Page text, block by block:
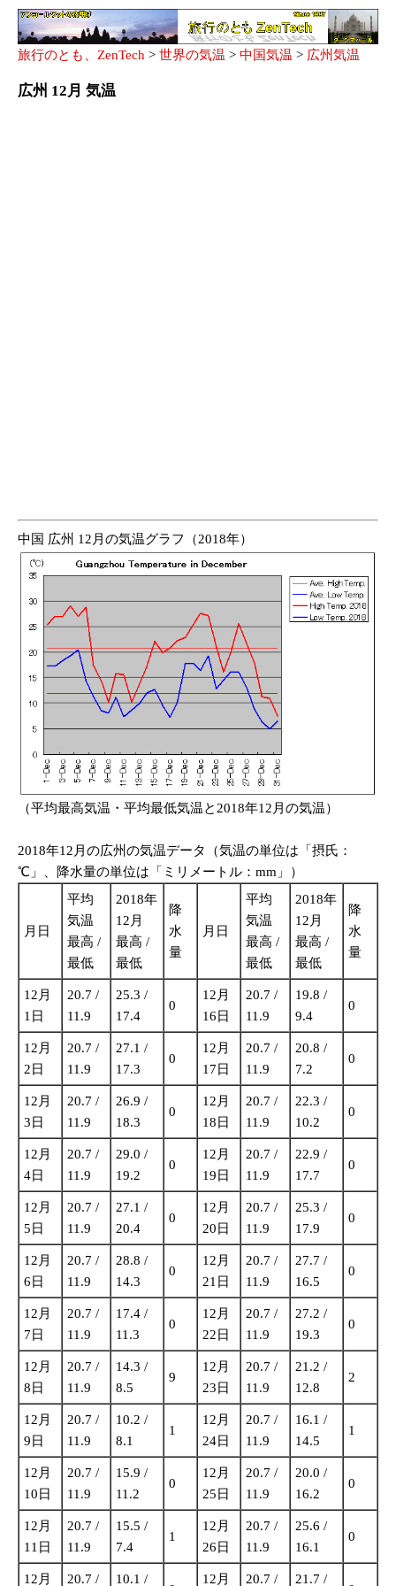
旅行のとも、ZenTech > 世界の気温 > 中国気温 > 広州気温
広州 12月 気温
中国 広州 12月の気温グラフ（2018年）
（平均最高気温・平均最低気温と2018年12月の気温）
2018年12月の広州の気温データ（気温の単位は「摂氏：
℃」、降水量の単位は「ミリメートル：mm」）
月日
平均
気温
最高 /
最低
2018年
12月
最高 /
最低
降
水
量
月日
平均
気温
最高 /
最低
2018年
12月
最高 /
最低
降
水
量
12月
1日
20.7 /
11.9
25.3 /
17.4
0
12月
16日
20.7 /
11.9
19.8 /
9.4
0
12月
2日
20.7 /
11.9
27.1 /
17.3
0
12月
17日
20.7 /
11.9
20.8 /
7.2
0
12月
3日
20.7 /
11.9
26.9 /
18.3
0
12月
18日
20.7 /
11.9
22.3 /
10.2
0
12月
4日
20.7 /
11.9
29.0 /
19.2
0
12月
19日
20.7 /
11.9
22.9 /
17.7
0
12月
5日
20.7 /
11.9
27.1 /
20.4
0
12月
20日
20.7 /
11.9
25.3 /
17.9
0
12月
6日
20.7 /
11.9
28.8 /
14.3
0
12月
21日
20.7 /
11.9
27.7 /
16.5
0
12月
7日
20.7 /
11.9
17.4 /
11.3
0
12月
22日
20.7 /
11.9
27.2 /
19.3
0
12月
8日
20.7 /
11.9
14.3 /
8.5
9
12月
23日
20.7 /
11.9
21.2 /
12.8
2
12月
9日
20.7 /
11.9
10.2 /
8.1
1
12月
24日
20.7 /
11.9
16.1 /
14.5
1
12月
10日
20.7 /
11.9
15.9 /
11.2
0
12月
25日
20.7 /
11.9
20.0 /
16.2
0
12月
11日
20.7 /
11.9
15.5 /
7.4
1
12月
26日
20.7 /
11.9
25.6 /
16.1
0
12月 20.7 / 10.1 / 12月 20.7 / 21.7 /